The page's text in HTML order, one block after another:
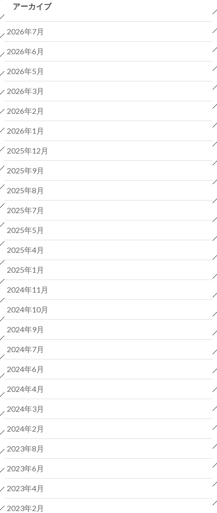
アーカイブ
2026年7月
2026年6月
2026年5月
2026年3月
2026年2月
2026年1月
2025年12月
2025年9月
2025年8月
2025年7月
2025年5月
2025年4月
2025年1月
2024年11月
2024年10月
2024年9月
2024年7月
2024年6月
2024年4月
2024年3月
2024年2月
2023年8月
2023年6月
2023年4月
2023年2月